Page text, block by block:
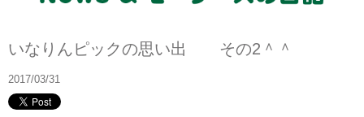
いなりんピックの思い出 その2＾＾
2017/03/31